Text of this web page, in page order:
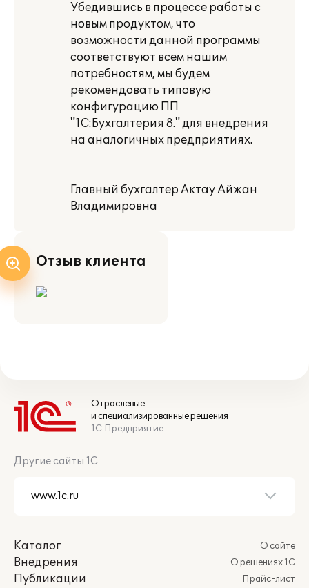
Убедившись в процессе работы с
новым продуктом, что
возможности данной программы
соответствуют всем нашим
потребностям, мы будем
рекомендовать типовую
конфигурацию ПП
"1С:Бухгалтерия 8." для внедрения
на аналогичных предприятиях.
Главный бухгалтер Актау Айжан
Владимировна
Отзыв клиента
Отраслевые
и специализированные решения
1С:Предприятие
Другие сайты 1С
Каталог
Внедрения
Публикации
О сайте
О решениях 1С
Прайс-лист